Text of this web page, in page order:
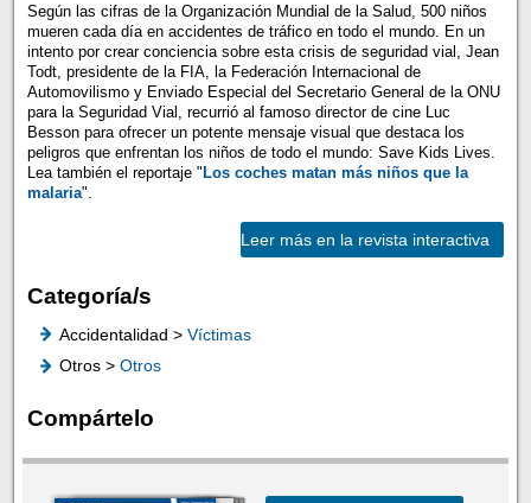
Según las cifras de la Organización Mundial de la Salud, 500 niños
mueren cada día en accidentes de tráfico en todo el mundo. En un
intento por crear conciencia sobre esta crisis de seguridad vial, Jean
Todt, presidente de la FIA, la Federación Internacional de
Automovilismo y Enviado Especial del Secretario General de la ONU
para la Seguridad Vial, recurrió al famoso director de cine Luc
Besson para ofrecer un potente mensaje visual que destaca los
peligros que enfrentan los niños de todo el mundo: Save Kids Lives.
Lea también el reportaje " Los coches matan más niños que la
malaria".
Leer más en la revista interactiva
Categoría/s
Accidentalidad > Víctimas
Otros > Otros
Compártelo